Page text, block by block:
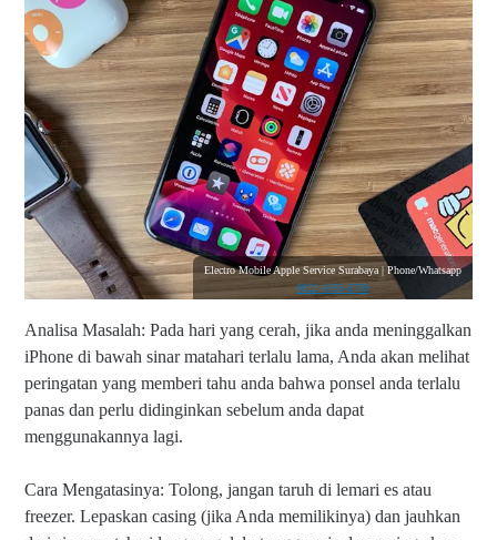
Electro Mobile Apple Service Surabaya | Phone/Whatsapp
0822-1695-6789
Analisa Masalah: Pada hari yang cerah, jika anda meninggalkan
iPhone di bawah sinar matahari terlalu lama, Anda akan melihat
peringatan yang memberi tahu anda bahwa ponsel anda terlalu
panas dan perlu didinginkan sebelum anda dapat
menggunakannya lagi.
Cara Mengatasinya: Tolong, jangan taruh di lemari es atau
freezer. Lepaskan casing (jika Anda memilikinya) dan jauhkan